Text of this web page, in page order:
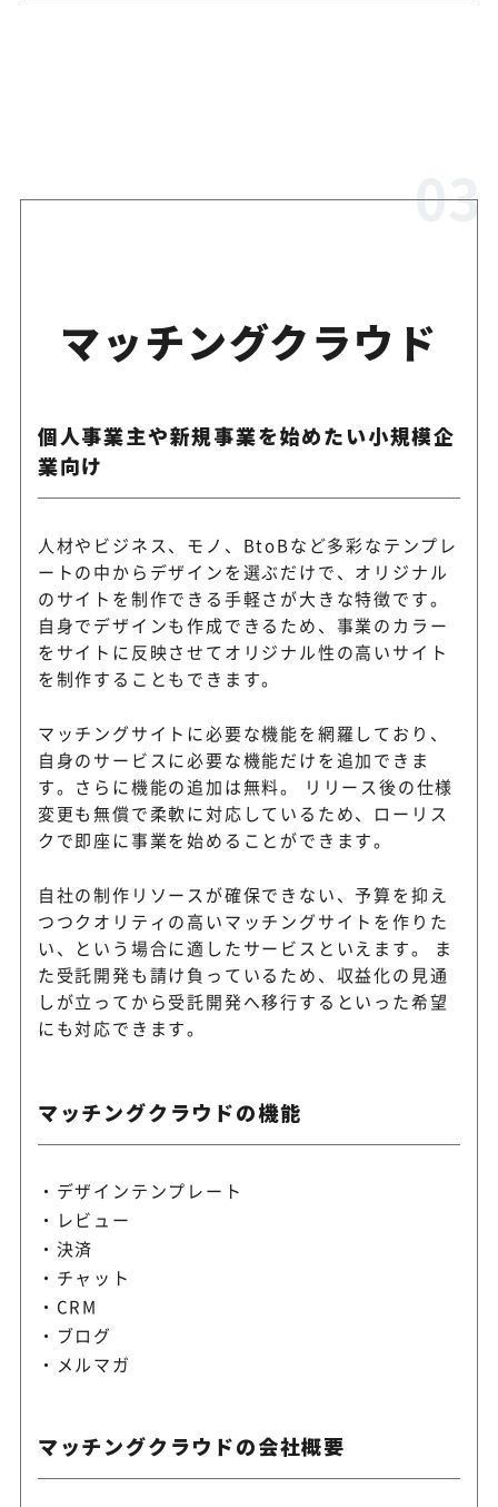
マッチングクラウド
個人事業主や新規事業を始めたい小規模企
業向け
人材やビジネス、モノ、BtoBなど多彩なテンプレ
ートの中からデザインを選ぶだけで、オリジナル
のサイトを制作できる手軽さが大きな特徴です。
自身でデザインも作成できるため、事業のカラー
をサイトに反映させてオリジナル性の高いサイト
を制作することもできます。
マッチングサイトに必要な機能を網羅しており、
自身のサービスに必要な機能だけを追加できま
す。さらに機能の追加は無料。 リリース後の仕様
変更も無償で柔軟に対応しているため、ローリス
クで即座に事業を始めることができます。
自社の制作リソースが確保できない、予算を抑え
つつクオリティの高いマッチングサイトを作りた
い、という場合に適したサービスといえます。 ま
た受託開発も請け負っているため、収益化の見通
しが立ってから受託開発へ移行するといった希望
にも対応できます。
マッチングクラウドの機能
デザインテンプレート
レビュー
決済
チャット
CRM
ブログ
メルマガ
マッチングクラウドの会社概要